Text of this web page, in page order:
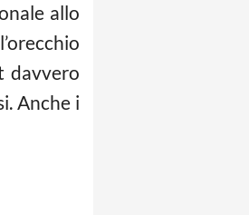
allo
davvero
Anche i